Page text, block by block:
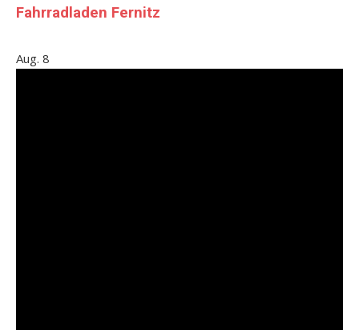
Fahrradladen Fernitz
Aug. 8